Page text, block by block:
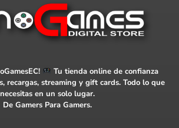
Tu tienda online de confianza
recargas, streaming y gift cards. Todo lo que
necesitas en un solo lugar.
De Gamers Para Gamers.